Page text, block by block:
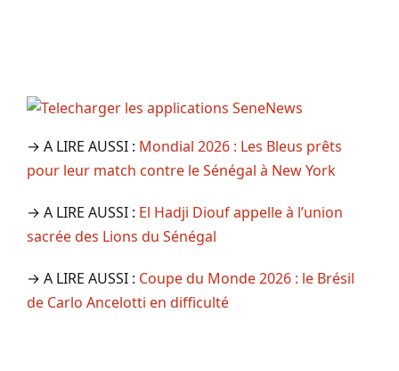
→ A LIRE AUSSI : Mondial 2026 : Les Bleus prêts
pour leur match contre le Sénégal à New York
→ A LIRE AUSSI : El Hadji Diouf appelle à l’union
sacrée des Lions du Sénégal
→ A LIRE AUSSI : Coupe du Monde 2026 : le Brésil
de Carlo Ancelotti en difficulté